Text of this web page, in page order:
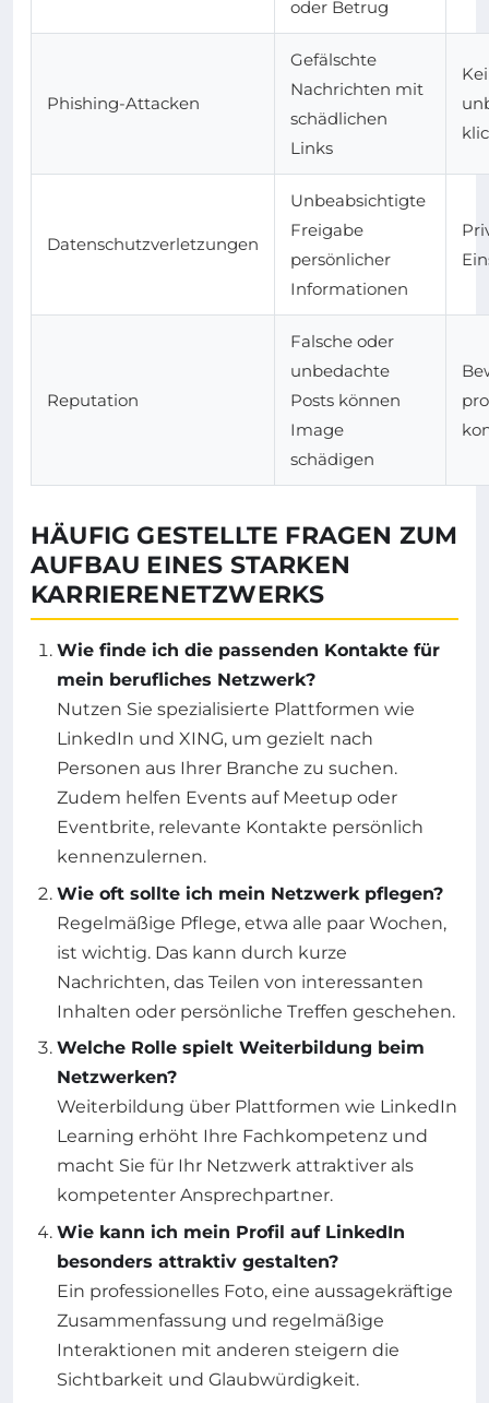
oder Betrug
Phishing-Attacken
Gefälschte
Nachrichten mit
schädlichen
Links
Datenschutzverletzungen
Unbeabsichtigte
Freigabe
persönlicher
Informationen
Reputation
Falsche oder
unbedachte
Posts können
Image
schädigen
HÄUFIG GESTELLTE FRAGEN ZUM
AUFBAU EINES STARKEN
KARRIERENETZWERKS
Wie finde ich die passenden Kontakte für
mein berufliches Netzwerk?
Nutzen Sie spezialisierte Plattformen wie
LinkedIn und XING, um gezielt nach
Personen aus Ihrer Branche zu suchen.
Zudem helfen Events auf Meetup oder
Eventbrite, relevante Kontakte persönlich
kennenzulernen.
Wie oft sollte ich mein Netzwerk pflegen?
Regelmäßige Pflege, etwa alle paar Wochen,
ist wichtig. Das kann durch kurze
Nachrichten, das Teilen von interessanten
Inhalten oder persönliche Treffen geschehen.
Welche Rolle spielt Weiterbildung beim
Netzwerken?
Weiterbildung über Plattformen wie LinkedIn
Learning erhöht Ihre Fachkompetenz und
macht Sie für Ihr Netzwerk attraktiver als
kompetenter Ansprechpartner.
Wie kann ich mein Profil auf LinkedIn
besonders attraktiv gestalten?
Ein professionelles Foto, eine aussagekräftige
Zusammenfassung und regelmäßige
Interaktionen mit anderen steigern die
Sichtbarkeit und Glaubwürdigkeit.